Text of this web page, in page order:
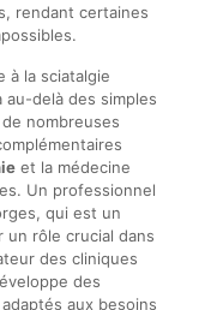
rendant certaines
à la sciatalgie
delà des simples
nombreuses
et la médecine
Un professionnel
qui est un
rôle crucial dans
des cliniques
des
aux besoins